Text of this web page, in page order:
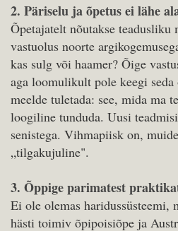
2. Päriselu ja õpetus ei lähe
Õpetajatelt nõutakse teadusliku
vastuolus noorte
kas sulg või haamer? Õige
aga loomulikult pole keegi
meelde tuletada: see, mida ma
loogiline tunduda. Uusi
senistega. Vihmapiisk on,
„tilgakujuline".
3. Õppige parimatest
Ei ole olemas haridussüsteemi,
hästi toimiv õpipoisiõpe ja